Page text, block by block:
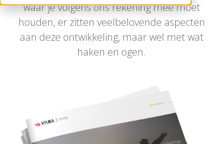
waar je volgens ons rekening mee moet
houden, er zitten veelbelovende aspecten
aan deze ontwikkeling, maar wel met wat
haken en ogen.